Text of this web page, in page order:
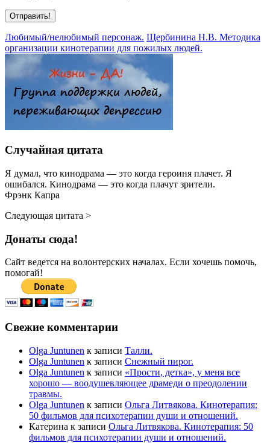
Любимый/нелюбимый персонаж. Щербинина Н.В. Методика
организации кинотерапии для пожилых людей.
Случайная цитата
Я думал, что кинодрама — это когда героиня плачет. Я
ошибался. Кинодрама — это когда плачут зрители.
Фрэнк Капра
Следующая цитата >
Донаты сюда!
Сайт ведется на волонтерских началах. Если хочешь помочь,
помогай!
Свежие комментарии
Olga Juntunen к записи Талли.
Olga Juntunen к записи Снежный пирог.
Olga Juntunen к записи «Прости, детка», у меня все
хорошо — воодушевляющее драмеди о преодолении
травмы.
Olga Juntunen к записи Ольга Литвякова. Кинотерапия:
50 фильмов для психотерапии души и отношений.
Катерина к записи Ольга Литвякова. Кинотерапия: 50
фильмов для психотерапии души и отношений.